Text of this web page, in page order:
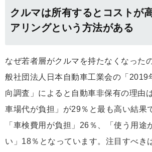
クルマは所有するとコストが
アリングという方法がある
なぜ若者層がクルマを持たなくなった
般社団法人日本自動車工業会の「2019
向調査」によると自動車非保有の理由
車場代が負担」が29％と最も高い結果
「車検費用が負担」26％、「使う用途
い」18％となっています。注目すべき